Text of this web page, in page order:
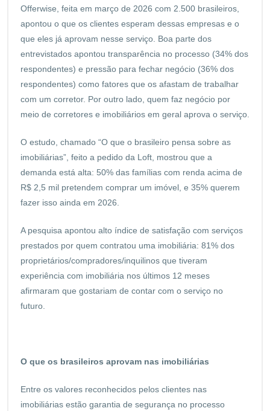
Offerwise, feita em março de 2026 com 2.500 brasileiros,
apontou o que os clientes esperam dessas empresas e o
que eles já aprovam nesse serviço. Boa parte dos
entrevistados apontou transparência no processo (34% dos
respondentes) e pressão para fechar negócio (36% dos
respondentes) como fatores que os afastam de trabalhar
com um corretor. Por outro lado, quem faz negócio por
meio de corretores e imobiliários em geral aprova o serviço.
O estudo, chamado “O que o brasileiro pensa sobre as
imobiliárias”, feito a pedido da Loft, mostrou que a
demanda está alta: 50% das famílias com renda acima de
R$ 2,5 mil pretendem comprar um imóvel, e 35% querem
fazer isso ainda em 2026.
A pesquisa apontou alto índice de satisfação com serviços
prestados por quem contratou uma imobiliária: 81% dos
proprietários/compradores/inquilinos que tiveram
experiência com imobiliária nos últimos 12 meses
afirmaram que gostariam de contar com o serviço no
futuro.
O que os brasileiros aprovam nas imobiliárias
Entre os valores reconhecidos pelos clientes nas
imobiliárias estão garantia de segurança no processo